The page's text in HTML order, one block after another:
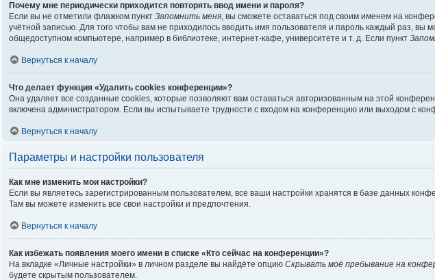
Почему мне периодически приходится повторять ввод имени и пароля?
Если вы не отметили флажком пункт Запомнить меня, вы сможете оставаться под своим именем на
учётной записью. Для того чтобы вам не приходилось вводить имя пользователя и пароль каждый раз, вы
общедоступном компьютере, например в библиотеке, интернет-кафе, университете и т. д. Если пункт
Вернуться к началу
Что делает функция «Удалить cookies конференции»?
Она удаляет все созданные cookies, которые позволяют вам оставаться авторизованным на этой
включена администратором. Если вы испытываете трудности с входом на конференцию или выходом с
Вернуться к началу
Параметры и настройки пользователя
Как мне изменить мои настройки?
Если вы являетесь зарегистрированным пользователем, все ваши настройки хранятся в базе данных
Там вы можете изменить все свои настройки и предпочтения.
Вернуться к началу
Как избежать появления моего имени в списке «Кто сейчас на конференции»?
На вкладке «Личные настройки» в личном разделе вы найдёте опцию Скрывать моё пребывание на
будете скрытым пользователем.